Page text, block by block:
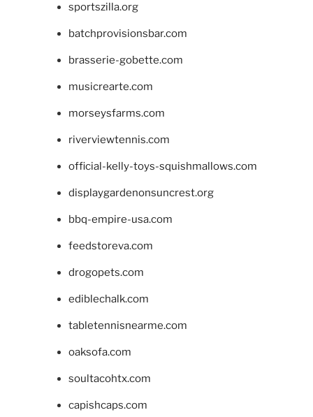
sportszilla.org
batchprovisionsbar.com
brasserie-gobette.com
musicrearte.com
morseysfarms.com
riverviewtennis.com
official-kelly-toys-squishmallows.com
displaygardenonsuncrest.org
bbq-empire-usa.com
feedstoreva.com
drogopets.com
ediblechalk.com
tabletennisnearme.com
oaksofa.com
soultacohtx.com
capishcaps.com